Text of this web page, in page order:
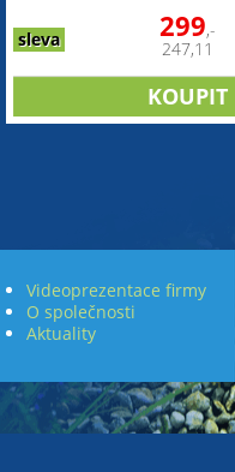
sleva 299,-
247,11
Videoprezentace firmy
O společnosti
Aktuality